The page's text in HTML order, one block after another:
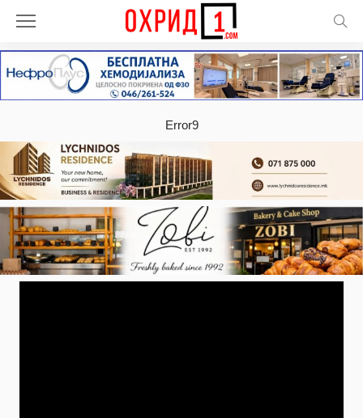
Error9